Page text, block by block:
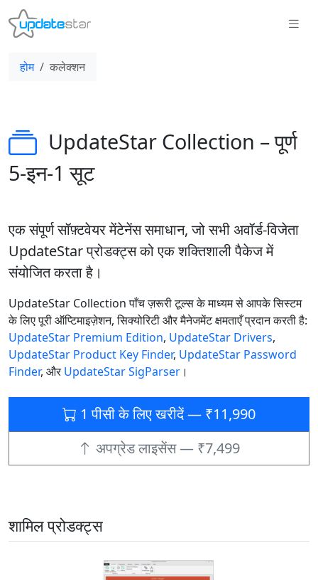
होम कलेक्शन
UpdateStar Collection – पूर्ण
5-इन‑1 सूट
एक संपूर्ण सॉफ़्टवेयर मेंटेनेंस समाधान, जो सभी अवॉर्ड-विजेता
UpdateStar प्रोडक्ट्स को एक शक्तिशाली पैकेज में
संयोजित करता है।
UpdateStar Collection पाँच ज़रूरी टूल्स के माध्यम से आपके सिस्टम
के लिए पूरी ऑप्टिमाइज़ेशन, सिक्योरिटी और मैनेजमेंट क्षमताएँ प्रदान करती है:
UpdateStar Premium Edition, UpdateStar Drivers,
UpdateStar Product Key Finder, UpdateStar Password
Finder, और UpdateStar SigParser ।
1 पीसी के लिए खरीदें — ₹11,990
अपग्रेड लाइसेंस — ₹7,499
शामिल प्रोडक्ट्स